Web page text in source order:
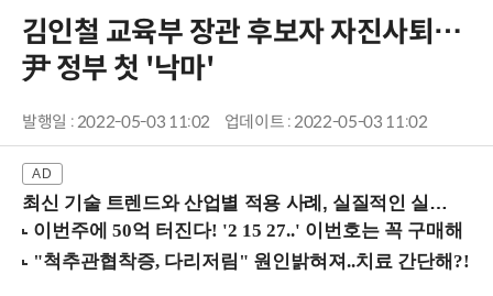
김인철 교육부 장관 후보자 자진사퇴…
尹 정부 첫 '낙마'
발행일 : 2022-05-03 11:02 업데이트 : 2022-05-03 11:02
최신 기술 트렌드와 산업별 적용 사례, 실질적인 실행 전략을 공유 (9/18 양재역)